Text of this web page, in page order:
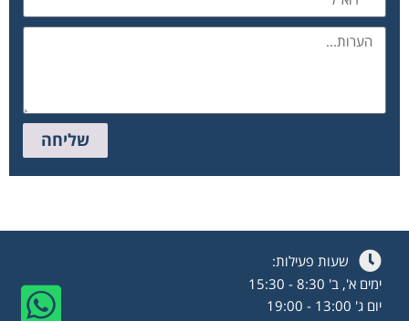
שליחה
שעות פעילות:
ימים א', ב' 8:30 - 15:30
יום ג' 13:00 - 19:00